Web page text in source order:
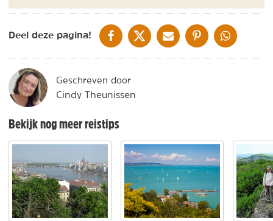
Deel deze pagina! DELEN OP FACEBOOK
DELEN OP XDELEN VIA DE MAIL
DELEN OP PINTEREST
DELEN OP
Geschreven door
Cindy Theunissen
Bekijk nog meer reistips